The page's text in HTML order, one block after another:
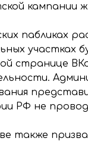
кампании
пабликах
участках
странице
РФ не
также